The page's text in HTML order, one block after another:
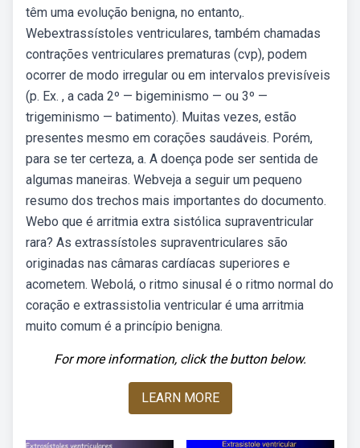
têm uma evolução benigna, no entanto,.
Webextrassístoles ventriculares, também chamadas
contrações ventriculares prematuras (cvp), podem
ocorrer de modo irregular ou em intervalos previsíveis
(p. Ex. , a cada 2º — bigeminismo — ou 3º —
trigeminismo — batimento). Muitas vezes, estão
presentes mesmo em corações saudáveis. Porém,
para se ter certeza, a. A doença pode ser sentida de
algumas maneiras. Webveja a seguir um pequeno
resumo dos trechos mais importantes do documento.
Webo que é arritmia extra sistólica supraventricular
rara? As extrassístoles supraventriculares são
originadas nas câmaras cardíacas superiores e
acometem. Webolá, o ritmo sinusal é o ritmo normal do
coração e extrassistolia ventricular é uma arritmia
muito comum é a princípio benigna.
For more information, click the button below.
LEARN MORE